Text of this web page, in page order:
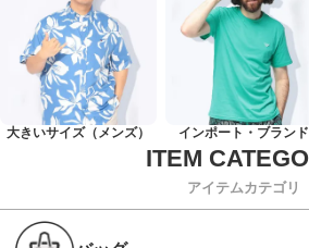
大きいサイズ（メンズ） インポート・ブランド
アイテムカテゴリ